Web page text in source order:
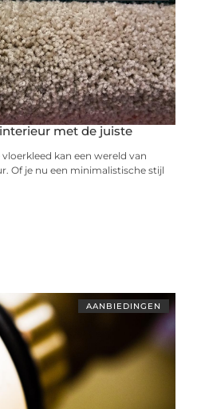
met de juiste
kan een wereld van
Of je nu een minimalistische stijl
AANBIEDINGEN